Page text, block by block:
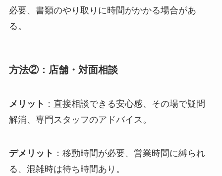
必要、書類のやり取りに時間がかかる場合があ
る。
方法②：店舗・対面相談
メリット ：直接相談できる安心感、その場で疑問
解消、専門スタッフのアドバイス。
デメリット ：移動時間が必要、営業時間に縛られ
る、混雑時は待ち時間あり。